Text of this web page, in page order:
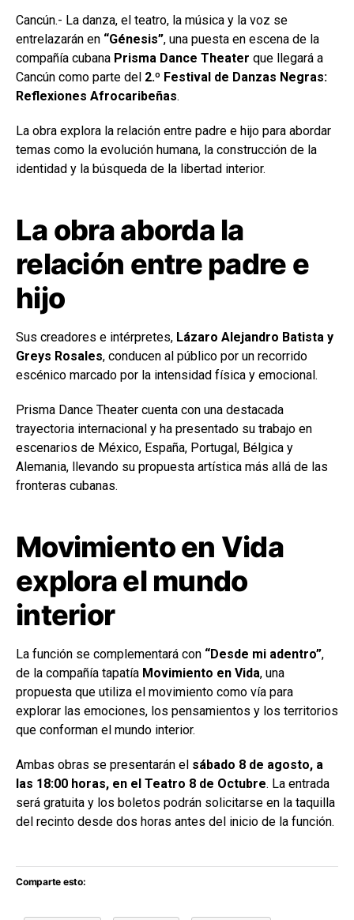
Cancún.- La danza, el teatro, la música y la voz se
entrelazarán en “Génesis”, una puesta en escena de la
compañía cubana Prisma Dance Theater que llegará a
Cancún como parte del 2.º Festival de Danzas Negras:
Reflexiones Afrocaribeñas.
La obra explora la relación entre padre e hijo para abordar
temas como la evolución humana, la construcción de la
identidad y la búsqueda de la libertad interior.
La obra aborda la
relación entre padre e
hijo
Sus creadores e intérpretes, Lázaro Alejandro Batista y
Greys Rosales, conducen al público por un recorrido
escénico marcado por la intensidad física y emocional.
Prisma Dance Theater cuenta con una destacada
trayectoria internacional y ha presentado su trabajo en
escenarios de México, España, Portugal, Bélgica y
Alemania, llevando su propuesta artística más allá de las
fronteras cubanas.
Movimiento en Vida
explora el mundo
interior
La función se complementará con “Desde mi adentro”,
de la compañía tapatía Movimiento en Vida, una
propuesta que utiliza el movimiento como vía para
explorar las emociones, los pensamientos y los territorios
que conforman el mundo interior.
Ambas obras se presentarán el sábado 8 de agosto, a
las 18:00 horas, en el Teatro 8 de Octubre. La entrada
será gratuita y los boletos podrán solicitarse en la taquilla
del recinto desde dos horas antes del inicio de la función.
Comparte esto: